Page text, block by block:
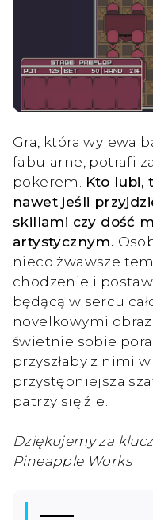
Gra, która wylewa
fabularne, potrafi
pokerem.
Kto lubi,
nawet jeśli
skillami czy dość
artystycznym.
nieco żwawsze
chodzenie i
będącą w sercu
novelkowymi
świetnie sobie
przyszłaby z nimi
przystępniejsza
patrzy się źle.
Dziękujemy za
Pineapple Works